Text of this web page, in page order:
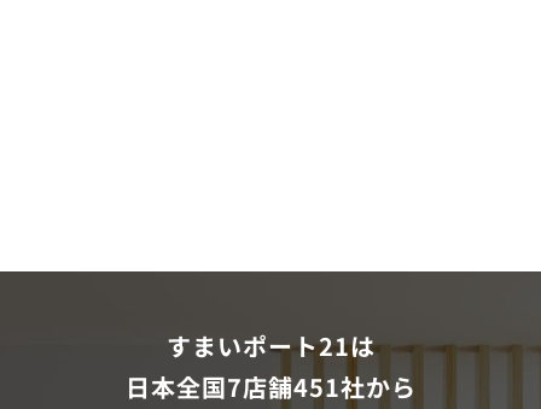
すまいポート21は
日本全国7店舗451社から